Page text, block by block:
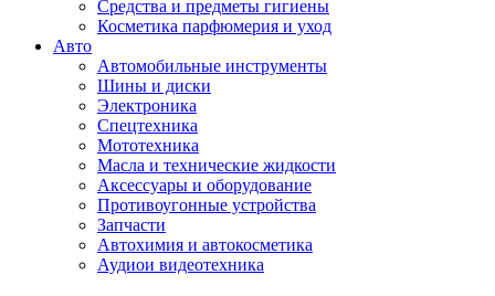
Средства и предметы гигиены
Косметика парфюмерия и уход
Авто
Автомобильные инструменты
Шины и диски
Электроника
Спецтехника
Мототехника
Масла и технические жидкости
Аксессуары и оборудование
Противоугонные устройства
Запчасти
Автохимия и автокосметика
Аудиои видеотехника